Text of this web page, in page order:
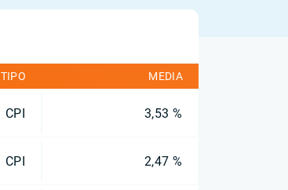
TIPO MEDIA
CPI 3,53 %
CPI 2,47 %